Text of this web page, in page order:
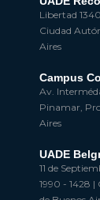
Libertad
Ciudad
Aires
Campus
Av.
Pinamar,
Aires
UADE
11 de
1990 - 1428